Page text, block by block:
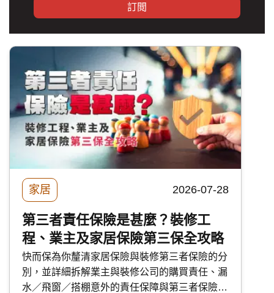
訂閲
家居 2026-07-28
第三者責任保險是甚麼？裝修工
程、業主及家居保險第三保全攻略
快而保為你釐清家居保險與裝修第三者保險的分
別，並詳細拆解業主與裝修公司的購買責任、漏
水／飛窗／搭棚意外的責任保障與第三者保險的